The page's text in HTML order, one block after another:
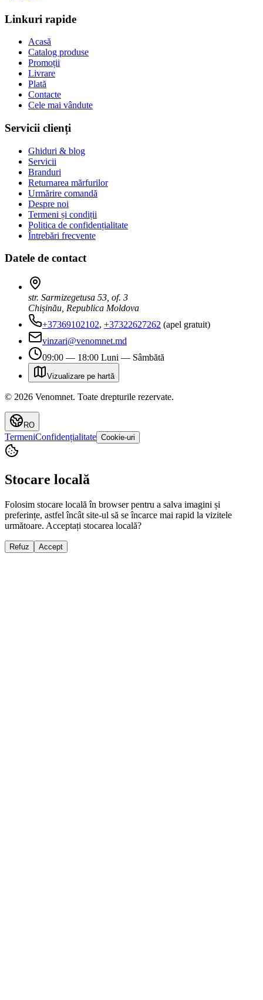
Linkuri rapide
Acasă
Catalog produse
Promoții
Livrare
Plată
Contacte
Cele mai vândute
Servicii clienți
Ghiduri & blog
Servicii
Branduri
Returnarea mărfurilor
Urmărire comandă
Despre noi
Termeni și condiții
Politica de confidențialitate
Întrebări frecvente
Datele de contact
str. Sarmizegetusa 53, of. 3
Chișinău, Republica Moldova
+37369102102, +37322627262 (apel gratuit)
vinzari@venomnet.md
09:00 — 18:00 Luni — Sâmbătă
Vizualizare pe hartă
© 2026 Venomnet. Toate drepturile rezervate.
RO
TermeniConfidențialitate Cookie-uri
Stocare locală
Folosim stocare locală în browser pentru a salva imagini și
preferințe, astfel încât site-ul să se încarce mai rapid la vizitele
următoare. Acceptați stocarea locală?
Refuz Accept